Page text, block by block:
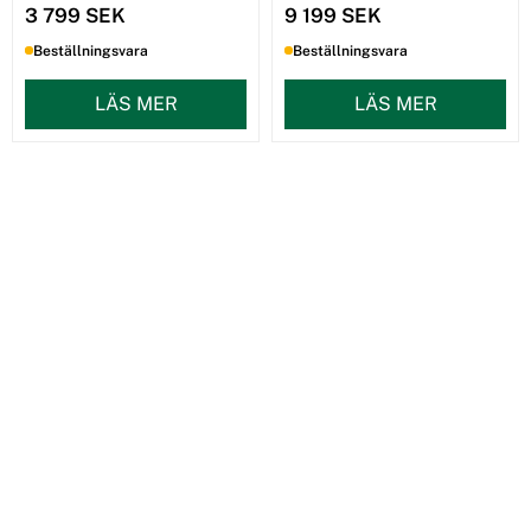
3 799 SEK
Beställningsvara
LÄS MER
9 199 SEK
Beställningsvara
LÄS MER